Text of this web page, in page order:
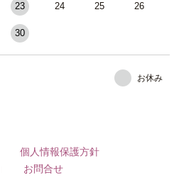
23 24 25 26
30
お休み
個人情報保護方針
お問合せ